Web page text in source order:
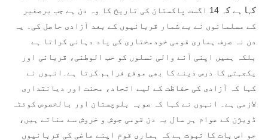
کہا ہے کہ 14 اگست پاکستان کی تاریخ کا وہ دن ہے جب برصغیر
کے مسلمانوں نے بے شمار قربانیوں کے بعد آزادی حاصل کی۔ یہ
دن نہ صرف ہماری قومی خودمختاری کی یاد دہانی کراتا ہے
بلکہ ہمیں اپنی آنے والی نسلوں کو حب الوطنی، قربانی اور
یکجہتی کا درس دینے کا بھی موقع فراہم کرتا ہے۔انہوں نے
کہا کہ آزادی کی حفاظت کے لیے اتحاد، محنت اور دیانتداری
لازمی ہے۔ انہوں نے کہا کہ صوبہ بلوچستان اور بالخصوص کوئٹہ
ڈویژن کے عوام ہر سال یہ دن قومی جوش و خروش سے مناتے ہیں،
جو اس بات کا ثبوت ہے کہ ہماری قوم اپنے ماضی کی قربانیوں